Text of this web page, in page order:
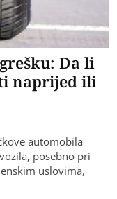
Da li
naprijed ili
automobila
posebno pri
uslovima,